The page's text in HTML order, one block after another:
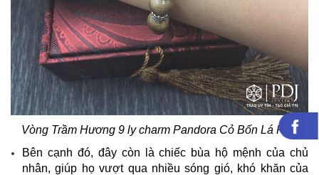
Vòng Trầm Hương 9 ly charm Pandora Cỏ Bốn Lá PDJ
Bên cạnh đó, đây còn là chiếc bùa hộ mệnh của chủ
nhân, giúp họ vượt qua nhiều sóng gió, khó khăn của